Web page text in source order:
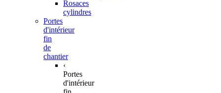
Rosaces
cylindres
Portes
d'intérieur
fin
de
chantier
‹
Portes
d'intérieur